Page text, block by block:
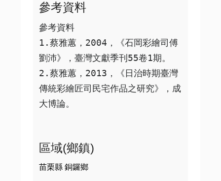
參考資料
參考資料
1.蔡雅蕙，2004，《石岡彩繪司傅
劉沛》，臺灣文獻季刊55卷1期。
2.蔡雅蕙，2013，《日治時期臺灣
傳統彩繪匠司民宅作品之研究》，成
大博論。
區域(鄉鎮)
苗栗縣 銅鑼鄉